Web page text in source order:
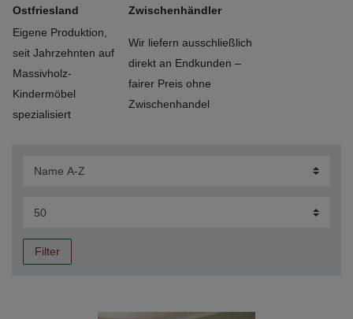
Ostfriesland
Zwischenhändler
Eigene Produktion,
seit Jahrzehnten auf
Massivholz-
Kindermöbel
spezialisiert
Wir liefern ausschließlich
direkt an Endkunden –
fairer Preis ohne
Zwischenhandel
Filter